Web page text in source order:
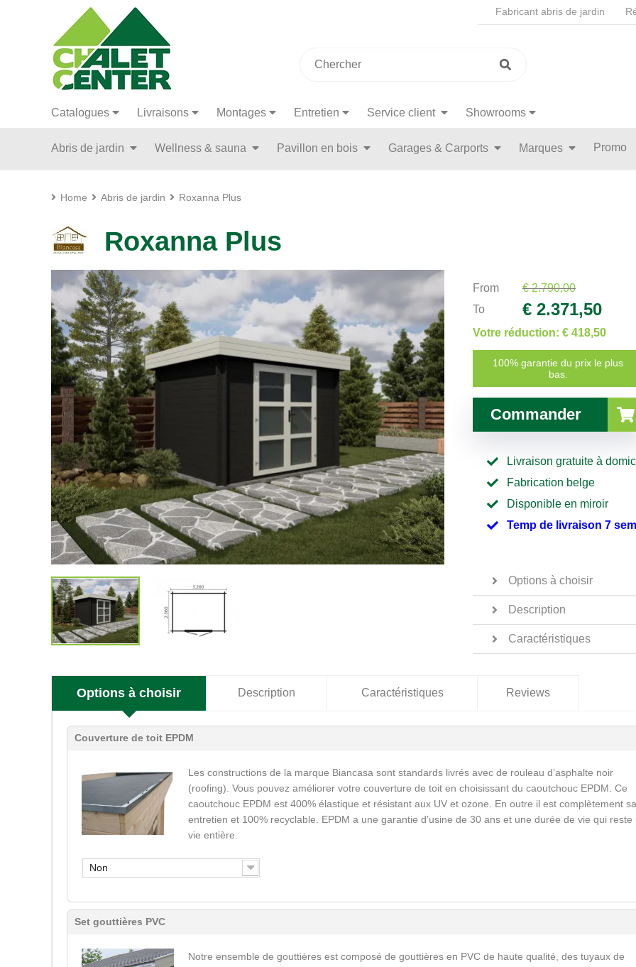
Fabricant abris de jardin
Catalogues Livraisons Montages Entretien Service client Showrooms
Abris de jardin Wellness & sauna Pavillon en bois Garages & Carports Marques Promo
Home Abris de jardin Roxanna Plus
Roxanna Plus
From
€ 2.790,00
To
€ 2.371,50
Votre réduction: € 418,50
100% garantie du prix le plus
bas.
Commander
Livraison gratuite à
Fabrication belge
Disponible en miroir
Temp de livraison 7
Options à choisir
Description
Caractéristiques
Options à choisir Description Caractéristiques Reviews
Couverture de toit EPDM
Les constructions de la marque Biancasa sont standards livrés avec de rouleau d’asphalte noir
(roofing). Vous pouvez améliorer votre couverture de toit en choisissant du caoutchouc EPDM. Ce
caoutchouc EPDM est 400% élastique et résistant aux UV et ozone. En outre il est complètement
entretien et 100% recyclable. EPDM a une garantie d’usine de 30 ans et une durée de vie qui reste
vie entière.
Non
Set gouttières PVC
Notre ensemble de gouttières est composé de gouttières en PVC de haute qualité, des tuyaux de